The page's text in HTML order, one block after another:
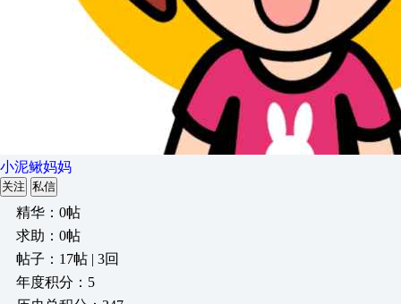
小泥鳅妈妈
关注 私信
精华：0帖
求助：0帖
帖子：17帖 | 3回
年度积分：5